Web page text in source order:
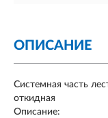
ОПИСАНИЕ
Системная часть
откидная
Описание: